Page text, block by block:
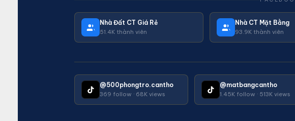
Nhà Đất CT Giá Rẻ
51.4K thành viên
Nhà CT Mặt Bằng
93.9K thành viên
@500phongtro.cantho
369 follow · 68K views
@matbangcantho
1.45K follow · 513K views